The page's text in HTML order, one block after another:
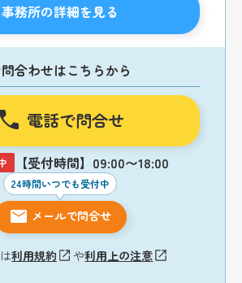
事務所の詳細を見る
合わせはこちらから
電話で問合せ
【受付時間】09:00〜18:00
24時間いつでも受付中
メールで問合せ
利用規約 や利用上の注意